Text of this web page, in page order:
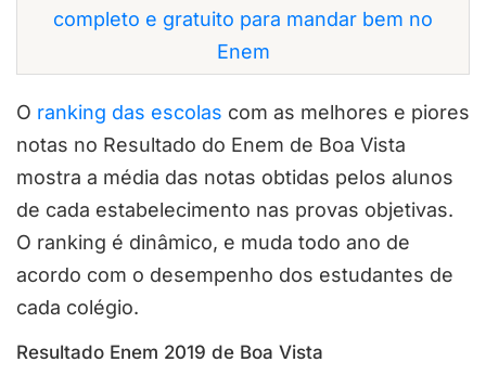
completo e gratuito para mandar bem no
Enem
O ranking das escolas com as melhores e piores
notas no Resultado do Enem de Boa Vista
mostra a média das notas obtidas pelos alunos
de cada estabelecimento nas provas objetivas.
O ranking é dinâmico, e muda todo ano de
acordo com o desempenho dos estudantes de
cada colégio.
Resultado Enem 2019 de Boa Vista